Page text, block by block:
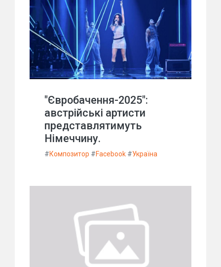
"Євробачення-2025":
австрійські артисти
представлятимуть
Німеччину.
#Композитор #Facebook #Україна